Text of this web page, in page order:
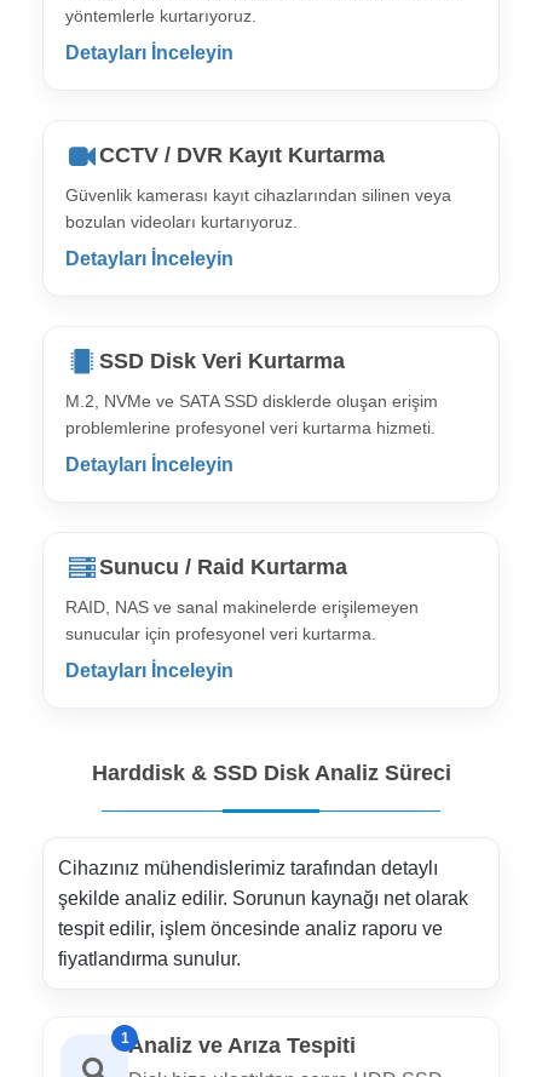
yöntemlerle kurtarıyoruz.
Detayları İnceleyin
CCTV / DVR Kayıt Kurtarma
Güvenlik kamerası kayıt cihazlarından silinen veya
bozulan videoları kurtarıyoruz.
Detayları İnceleyin
SSD Disk Veri Kurtarma
M.2, NVMe ve SATA SSD disklerde oluşan erişim
problemlerine profesyonel veri kurtarma hizmeti.
Detayları İnceleyin
Sunucu / Raid Kurtarma
RAID, NAS ve sanal makinelerde erişilemeyen
sunucular için profesyonel veri kurtarma.
Detayları İnceleyin
Harddisk & SSD Disk Analiz Süreci
Cihazınız mühendislerimiz tarafından detaylı
şekilde analiz edilir. Sorunun kaynağı net olarak
tespit edilir, işlem öncesinde analiz raporu ve
fiyatlandırma sunulur.
1Analiz ve Arıza Tespiti